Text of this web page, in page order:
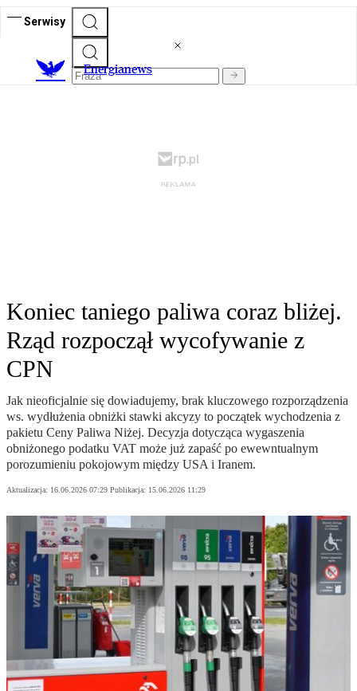
Serwisy
Energianews
Koniec taniego paliwa coraz bliżej.
Rząd rozpoczął wycofywanie z
CPN
Jak nieoficjalnie się dowiadujemy, brak kluczowego rozporządzenia
ws. wydłużenia obniżki stawki akcyzy to początek wychodzenia z
pakietu Ceny Paliwa Niżej. Decyzja dotycząca wygaszenia
obniżonego podatku VAT może już zapaść po ewewntualnym
porozumieniu pokojowym między USA i Iranem.
Aktualizacja: 16.06.2026 07:29 Publikacja: 15.06.2026 11:29